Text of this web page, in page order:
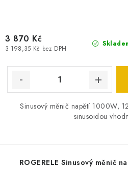
3 198,35 Kč bez DPH
3 870 Kč
Sinusový měnič napětí 1000W,
sinusoidou
ROGERELE Sinusový měnič